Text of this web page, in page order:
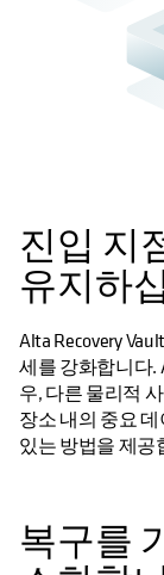
진입 지
유지하
Alta Recovery
세를 강화합니다.
우, 다른 물리적
장소 내의 중요
있는 방법을 제공
복구를